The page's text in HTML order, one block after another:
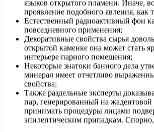
языков открытого пламени. Иначе,
проявление подобного явления, как
Естественный радиоактивный фон
повседневного применения;
Декоративные свойства сырья
открытой каменке она может стать
интерьере парного помещения;
Некоторые знатоки банного дела
минерал имеет отчетливо
свойства;
Также раздельные эксперты
пар, генерированный на жадеитовой
принимать процедуры лицами
эпилептическим припадкам. Спорно,